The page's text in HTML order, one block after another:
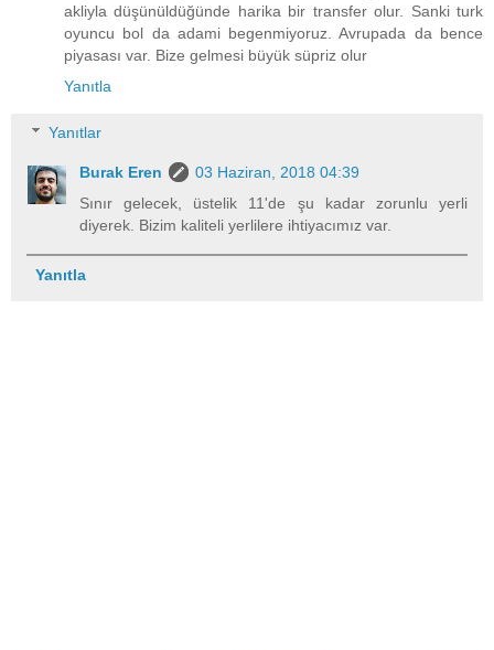
akliyla düşünüldüğünde harika bir transfer olur. Sanki turk
oyuncu bol da adami begenmiyoruz. Avrupada da bence
piyasası var. Bize gelmesi büyük süpriz olur
Yanıtla
Yanıtlar
Burak Eren
03 Haziran, 2018 04:39
Sınır gelecek, üstelik 11'de şu kadar zorunlu yerli
diyerek. Bizim kaliteli yerlilere ihtiyacımız var.
Yanıtla